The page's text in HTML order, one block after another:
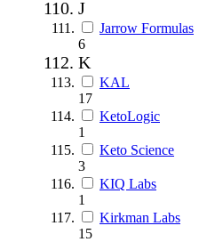
J
Jarrow Formulas
6
K
KAL
17
KetoLogic
1
Keto Science
3
KIQ Labs
1
Kirkman Labs
15